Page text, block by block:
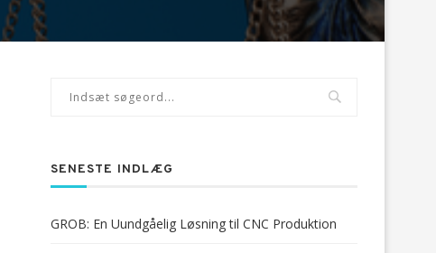
SENESTE INDLÆG
GROB: En Uundgåelig Løsning til CNC Produktion